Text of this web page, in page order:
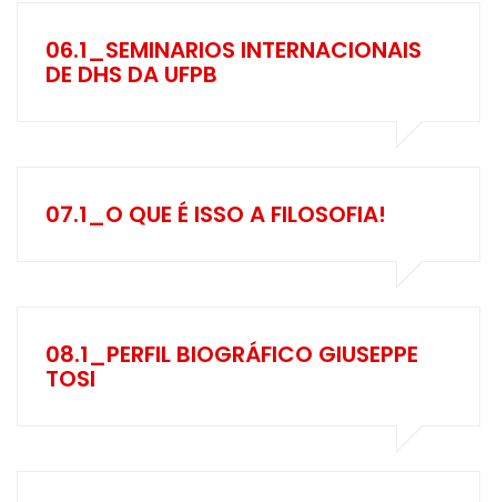
06.1_SEMINARIOS INTERNACIONAIS
DE DHS DA UFPB
07.1_O QUE É ISSO A FILOSOFIA!
08.1_PERFIL BIOGRÁFICO GIUSEPPE
TOSI